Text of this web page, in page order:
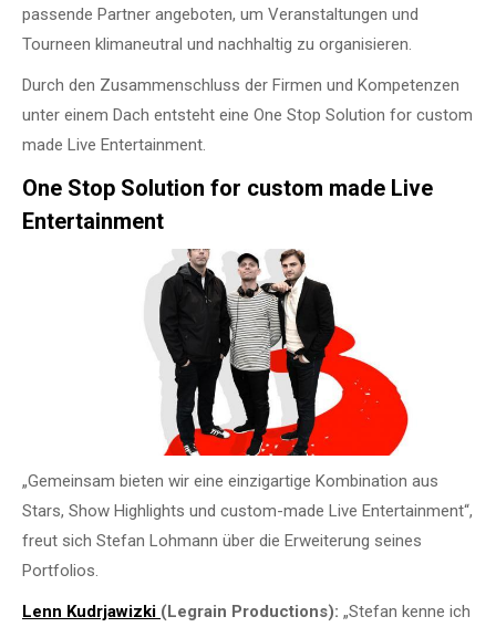
passende Partner angeboten, um Veranstaltungen und
Tourneen klimaneutral und nachhaltig zu organisieren.
Durch den Zusammenschluss der Firmen und Kompetenzen
unter einem Dach entsteht eine One Stop Solution for custom
made Live Entertainment.
One Stop Solution for custom made Live
Entertainment
„Gemeinsam bieten wir eine einzigartige Kombination aus
Stars, Show Highlights und custom-made Live Entertainment“,
freut sich Stefan Lohmann über die Erweiterung seines
Portfolios.
Lenn Kudrjawizki (Legrain Productions): „Stefan kenne ich